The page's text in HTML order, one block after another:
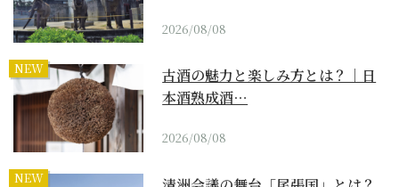
2026/08/08
NEW
古酒の魅力と楽しみ方とは？｜日
本酒熟成酒…
2026/08/08
NEW